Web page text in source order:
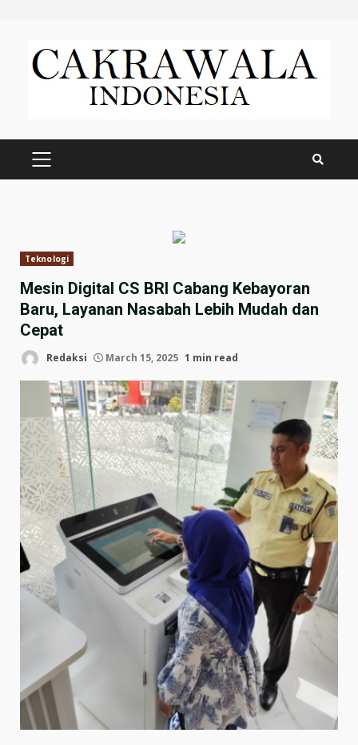
content
PRIMARY
Teknologi
Mesin Digital CS BRI Cabang Kebayoran
Baru, Layanan Nasabah Lebih Mudah dan
Cepat
Redaksi March 15, 2025 1 min read